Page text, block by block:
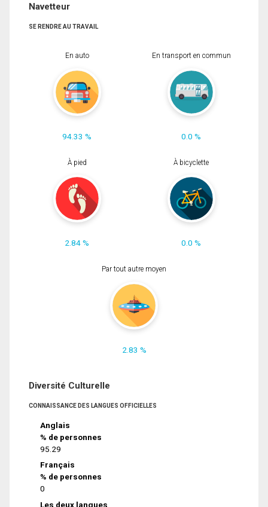
Navetteur
SE RENDRE AU TRAVAIL
En auto
94.33 %
En transport en commun
0.0 %
À pied
2.84 %
À bicyclette
0.0 %
Par tout autre moyen
2.83 %
Diversité Culturelle
CONNAISSANCE DES LANGUES OFFICIELLES
Anglais
% de personnes
95.29
Français
% de personnes
0
Les deux langues